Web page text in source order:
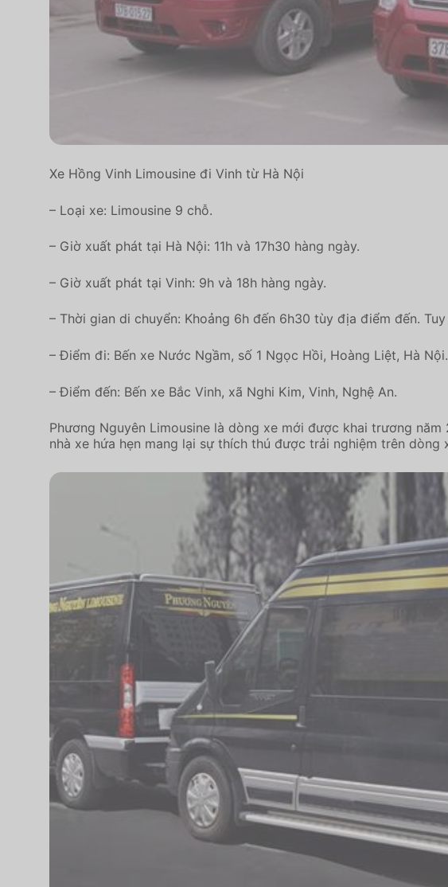
Xe Hồng Vinh Limousine đi Vinh từ Hà Nội
– Loại xe: Limousine 9 chỗ.
– Giờ xuất phát tại Hà Nội: 11h và 17h30 hàng ngày.
– Giờ xuất phát tại Vinh: 9h và 18h hàng ngày.
– Thời gian di chuyển: Khoảng 6h đến 6h30 tùy địa điểm đến.
– Điểm đi: Bến xe Nước Ngầm, số 1 Ngọc Hồi, Hoàng Liệt, Hà Nội.
– Điểm đến: Bến xe Bắc Vinh, xã Nghi Kim, Vinh, Nghệ An.
Phương Nguyên Limousine là dòng xe mới được khai trương
nhà xe hứa hẹn mang lại sự thích thú được trải nghiệm trên